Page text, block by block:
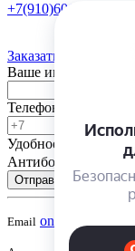
+7(910)601-10-10
Заказать обратный
Ваше имя
Телефон
Удобное время
Антибот
Отправить
Email onsad@onsad.ru